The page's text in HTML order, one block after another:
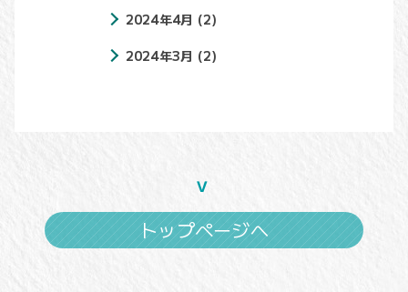
2024年4月 (2)
2024年3月 (2)
トップページへ